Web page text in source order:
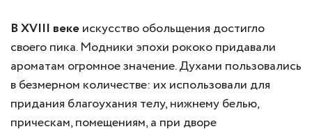
В XVIII векеискусство обольщения достигло
своего пика. Модники эпохи рококо придавали
ароматам огромное значение. Духами пользовались
в безмерном количестве: их использовали для
придания благоухания телу, нижнему белью,
прическам, помещениям, а при дворе